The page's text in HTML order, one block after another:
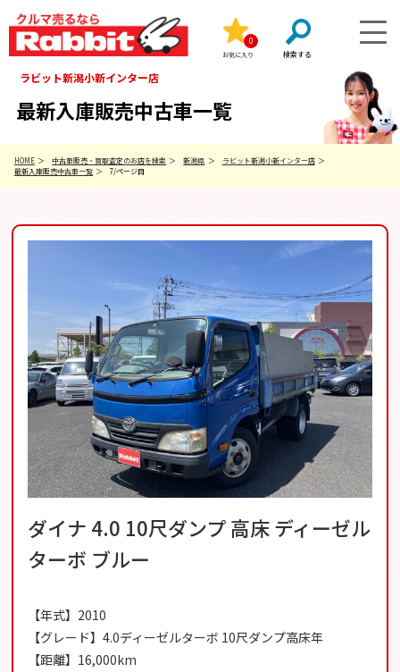
お気に入り
0
ラビット新潟小新インター店
最新入庫販売中古車一覧
HOME 中古車販売・買取査定のお店を検索 新潟県
ラビット新潟小新インター店
最新入庫販売中古車一覧
7/ページ目
ダイナ 4.0 10尺ダンプ 高床 ディーゼル
ターボ ブルー
【年式】2010
【グレード】4.0ディーゼルターボ 10尺ダンプ高床年
【距離】16,000km